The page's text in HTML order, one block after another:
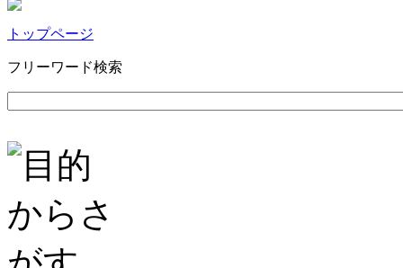
トップページ
フリーワード検索